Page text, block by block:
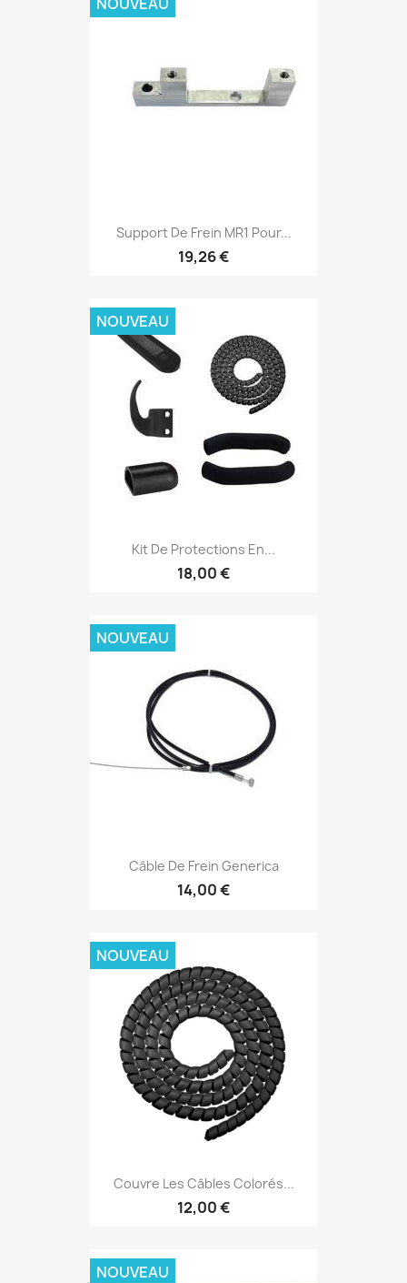
Support De Frein MR1 Pour...
19,26 €
Kit De Protections En...
18,00 €
NOUVEAU
Câble De Frein Generica
14,00 €
NOUVEAU
Couvre Les Câbles Colorés...
12,00 €
NOUVEAU
NOUVEAU